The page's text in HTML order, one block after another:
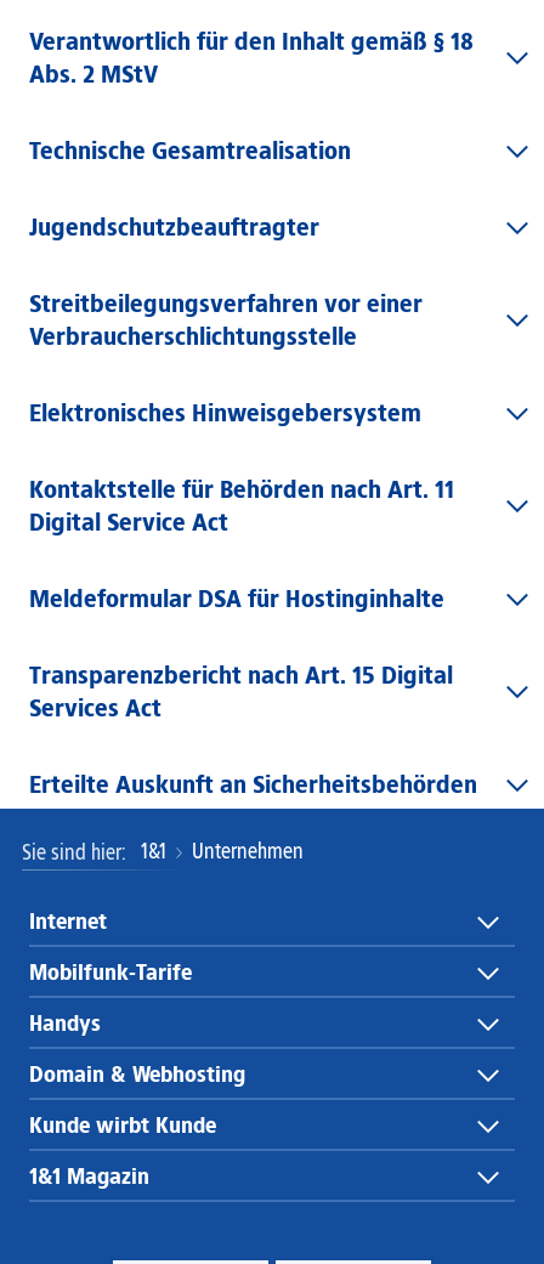
Verantwortlich für den Inhalt gemäß § 18
Abs. 2 MStV
Technische Gesamtrealisation
Jugendschutzbeauftragter
Streitbeilegungsverfahren vor einer
Verbraucherschlichtungsstelle
Elektronisches Hinweisgebersystem
Kontaktstelle für Behörden nach Art. 11
Digital Service Act
Meldeformular DSA für Hostinginhalte
Transparenzbericht nach Art. 15 Digital
Services Act
Erteilte Auskunft an Sicherheitsbehörden
Sie sind hier 1&1 Unternehmen
Internet
Mobilfunk-Tarife
Handys
Domain & Webhosting
Kunde wirbt Kunde
1&1 Magazin